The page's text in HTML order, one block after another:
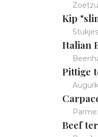
Kip
Italian
Pittige
Beef